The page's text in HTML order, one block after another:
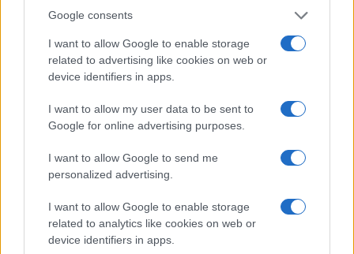
Google consents
I want to allow Google to enable storage
related to advertising like cookies on web or
device identifiers in apps.
I want to allow my user data to be sent to
Google for online advertising purposes.
I want to allow Google to send me
personalized advertising.
I want to allow Google to enable storage
related to analytics like cookies on web or
device identifiers in apps.
giudizio di Polito è, se possibile, ancora più
severo. “Si era promesso di non «politicizzare» la
consultazione referendaria. Ci siamo invece
ricascati in pieno”, il j’accuse dell’editorialista. Il
arruolamenti di defunti e processi alle intenzioni
complessità della materia”. Il centrodestra, dal
canto suo, non è stato da meno: promesse
miracolistiche, slogan fuori bersaglio, attacchi
generalizzati alla magistratura. In ordine sparso:
“Si è attribuito alla riforma il potere di mettere fine